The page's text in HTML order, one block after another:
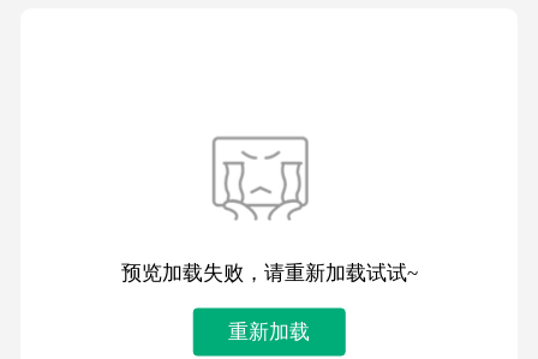
预览加载失败，请重新加载试试~
重新加载